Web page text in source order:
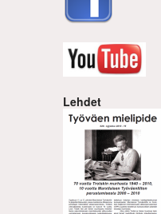
Lehdet